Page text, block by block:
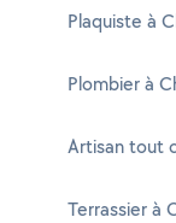
Plaquiste à
Plombier à
Artisan tout
Terrassier à